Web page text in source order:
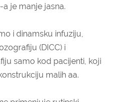
je manje jasna.
i dinamsku infuziju,
(DICC) i
samo kod pacijenti, koji
malih aa.